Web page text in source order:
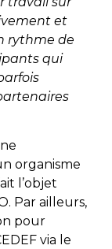
et
rythme de
qui
organisme
l’objet
Par ailleurs,
pour
via le